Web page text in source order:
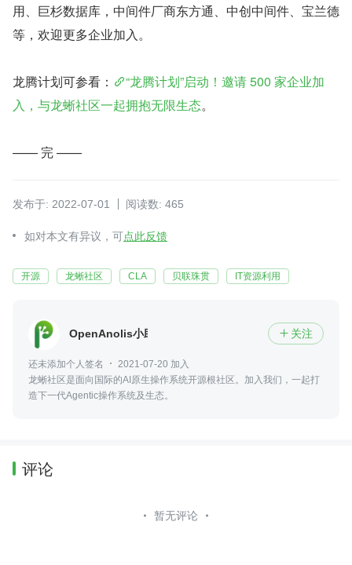
用、巨杉数据库，中间件厂商东方通、中创中间件、宝兰德
等，欢迎更多企业加入。
龙腾计划可参看：
“龙腾计划”启动！邀请 500 家企业加
入，与龙蜥社区一起拥抱无限生态。
—— 完 ——
发布于: 2022-07-01 阅读数: 465
如对本文有异议，可点此反馈
开源 龙蜥社区 CLA 贝联珠贯 IT资源利用
OpenAnolis小助手  关注
还未添加个人签名
2021-07-20 加入
龙蜥社区是面向国际的AI原生操作系统开源根社区。加入我们，一起打
造下一代Agentic操作系统及生态。
评论
暂无评论